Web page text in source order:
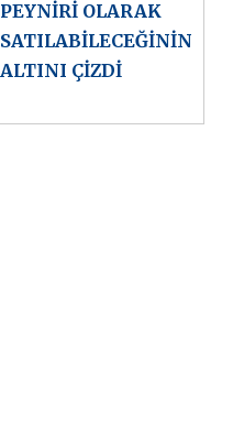
PEYNİRİ OLARAK
SATILABİLECEĞİNİN
ALTINI ÇİZDİ